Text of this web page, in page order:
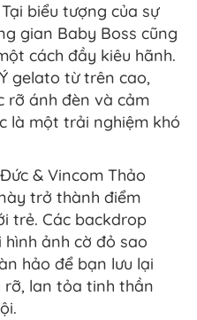
biểu tượng của sự
gian Baby Boss cũng
cách đầy kiêu hãnh.
gelato từ trên cao,
rỡ ánh đèn và cảm
là một trải nghiệm khó
& Vincom Thảo
trở thành điểm
trẻ. Các backdrop
ảnh cờ đỏ sao
hảo để bạn lưu lại
rỡ, lan tỏa tinh thần